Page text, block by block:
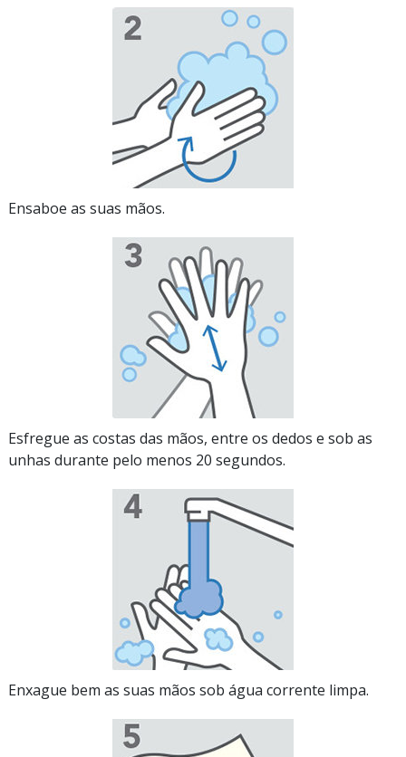
Ensaboe as suas mãos.
Esfregue as costas das mãos, entre os dedos e sob as
unhas durante pelo menos 20 segundos.
Enxague bem as suas mãos sob água corrente limpa.